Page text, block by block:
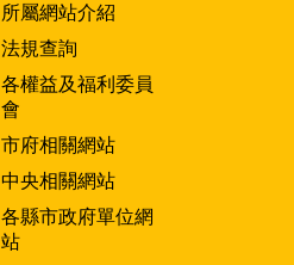
所屬網站介紹
法規查詢
各權益及福利委員
會
市府相關網站
中央相關網站
各縣市政府單位網
站